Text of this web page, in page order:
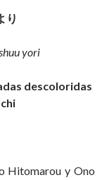
り
yori
descoloridas
Hitomarou y Ono